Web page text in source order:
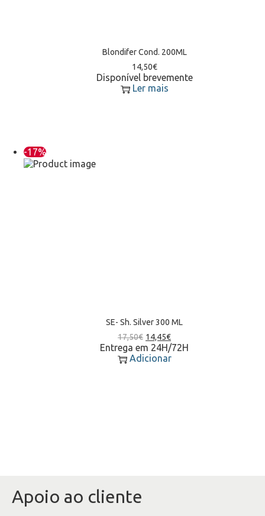
Blondifer Cond. 200ML
14,50€
Disponível brevemente
Ler mais
-17%
SE- Sh. Silver 300 ML
17,50€ 14,45€
Entrega em 24H/72H
Adicionar
Apoio ao cliente